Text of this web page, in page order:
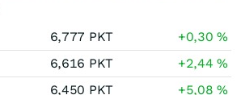
6,777 PKT +0,30%
6,616 PKT +2,44%
6,450 PKT +5,08%